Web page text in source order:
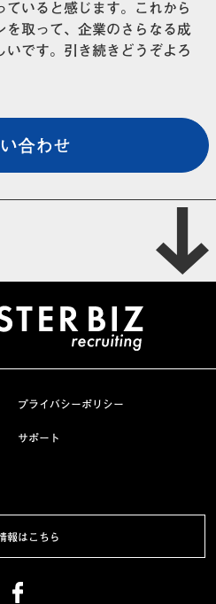
ていると感じます。これから
を取って、企業のさらなる成
いです。引き続きどうぞよろ
合わせ
プライバシーポリシー
サポート
報はこちら